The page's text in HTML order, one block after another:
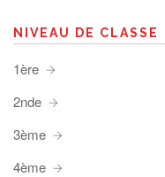
NIVEAU DE CLASSE
1ère
2nde
3ème
4ème